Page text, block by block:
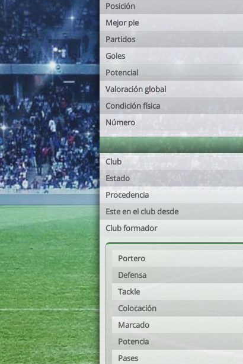
Posición
Mejor pie
Partidos
Goles
Potencial
Valoración global
Condición física
Número
Club
Estado
Procedencia
Este en el club desde
Club formador
Portero
Defensa
Tackle
Colocación
Marcado
Potencia
Pases